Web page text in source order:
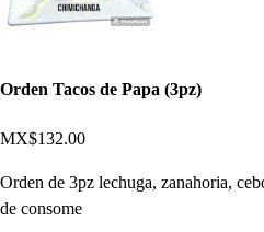
Orden Tacos de Papa (3pz)
MX$132.00
Orden de 3pz lechuga, zanahoria,
de consome